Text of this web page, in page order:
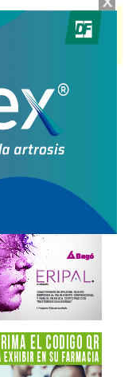
Antineoplásico
. Es
2 presentaciones